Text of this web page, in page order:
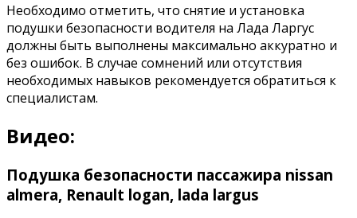
Необходимо отметить, что снятие и установка
подушки безопасности водителя на Лада Ларгус
должны быть выполнены максимально аккуратно и
без ошибок. В случае сомнений или отсутствия
необходимых навыков рекомендуется обратиться к
специалистам.
Видео:
Подушка безопасности пассажира nissan
almera, Renault logan, lada largus